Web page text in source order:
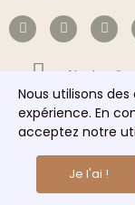
Livraison
Envoi Rapide
Copyright © 2026
Nous utilisons
expérience. En
acceptez notre
Je l'ai !